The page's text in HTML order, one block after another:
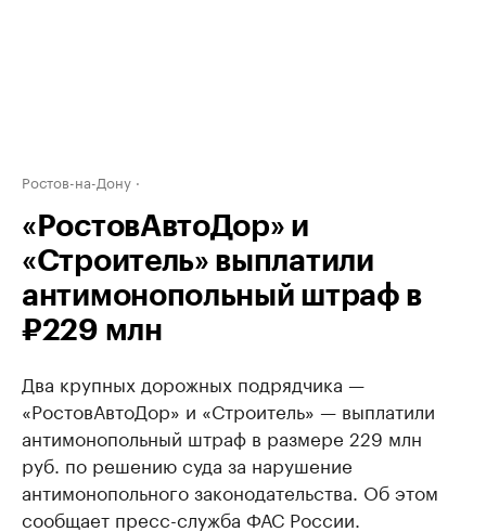
Ростов-на-Дону
«РостовАвтоДор» и
«Строитель» выплатили
антимонопольный штраф в
₽229 млн
Два крупных дорожных подрядчика —
«РостовАвтоДор» и «Строитель» — выплатили
антимонопольный штраф в размере 229 млн
руб. по решению суда за нарушение
антимонопольного законодательства. Об этом
сообщает пресс-служба ФАС России.